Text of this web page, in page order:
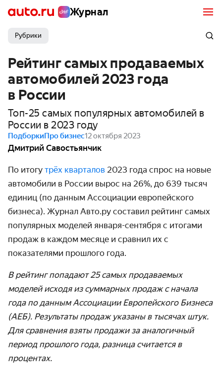
Журнал
Рубрики
Рейтинг самых продаваемых
автомобилей 2023 года
в России
Топ-25 самых популярных автомобилей в
России в 2023 году
ПодборкиПро бизнес12 октября 2023
Дмитрий Савостьянчик
По итогу трёх кварталов 2023 года спрос на новые
автомобили в России вырос на 26%, до 639 тысяч
единиц (по данным Ассоциации европейского
бизнеса). Журнал Авто.ру составил рейтинг самых
популярных моделей января-сентября с итогами
продаж в каждом месяце и сравнил их с
показателями прошлого года.
В рейтинг попадают 25 самых продаваемых
моделей исходя из суммарных продаж с начала
года по данным Ассоциации Европей­ского Бизнеса
(АЕБ). Результаты продаж указаны в тысячах штук.
Для сравнения взяты продажи за аналогичный
период прошлого года, разница считается в
процентах.